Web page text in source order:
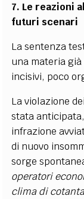
7. Le reazioni
futuri scenari
La sentenza
una materia
incisivi, poco
La violazione
stata
infrazione
di nuovo
sorge
operatori
clima di